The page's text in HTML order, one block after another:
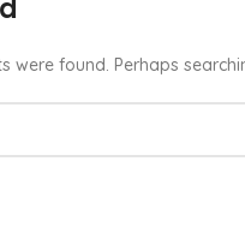
were found. Perhaps